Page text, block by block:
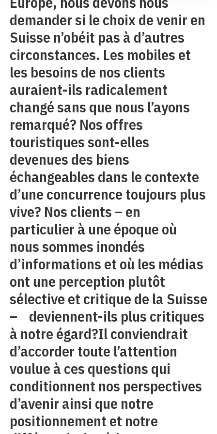
demander si le choix de venir en
Suisse n’obéit pas à d’autres
circonstances. Les mobiles et
les besoins de nos clients
auraient-ils radicalement
changé sans que nous l’ayons
remarqué? Nos offres
touristiques sont-elles
devenues des biens
échangeables dans le contexte
d’une concurrence toujours plus
vive? Nos clients – en
particulier à une époque où
nous sommes inondés
d’informations et où les médias
ont une perception plutôt
sélective et critique de la Suisse
– deviennent-ils plus critiques
à notre égard?Il conviendrait
d’accorder toute l’attention
voulue à ces questions qui
conditionnent nos perspectives
d’avenir ainsi que notre
positionnement et notre